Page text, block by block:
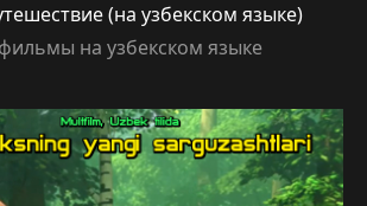
(на узбекском языке)
на узбекском языке